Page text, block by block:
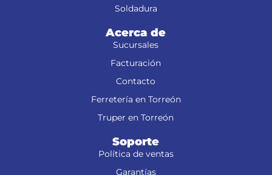
Soldadura
Acerca de
Sucursales
Facturación
Contacto
Ferretería en Torreón
Truper en Torreón
Soporte
Política de ventas
Garantías